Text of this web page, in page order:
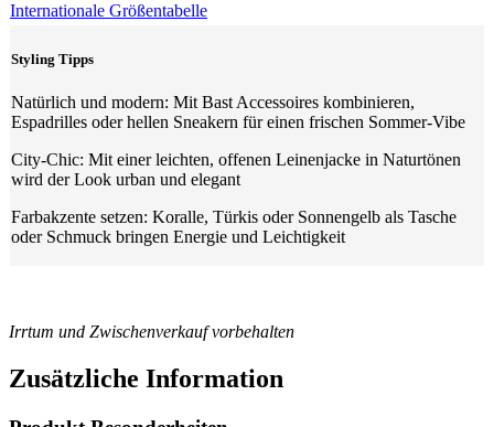
Internationale Größentabelle
Styling Tipps
Natürlich und modern: Mit Bast Accessoires kombinieren,
Espadrilles oder hellen Sneakern für einen frischen Sommer-Vibe
City-Chic: Mit einer leichten, offenen Leinenjacke in Naturtönen
wird der Look urban und elegant
Farbakzente setzen: Koralle, Türkis oder Sonnengelb als Tasche
oder Schmuck bringen Energie und Leichtigkeit
Irrtum und Zwischenverkauf vorbehalten
Zusätzliche Information